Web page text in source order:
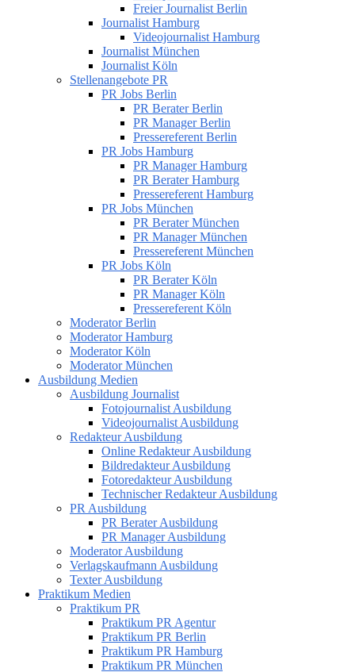
Freier Journalist Berlin
Journalist Hamburg
Videojournalist Hamburg
Journalist München
Journalist Köln
Stellenangebote PR
PR Jobs Berlin
PR Berater Berlin
PR Manager Berlin
Pressereferent Berlin
PR Jobs Hamburg
PR Manager Hamburg
PR Berater Hamburg
Pressereferent Hamburg
PR Jobs München
PR Berater München
PR Manager München
Pressereferent München
PR Jobs Köln
PR Berater Köln
PR Manager Köln
Pressereferent Köln
Moderator Berlin
Moderator Hamburg
Moderator Köln
Moderator München
Ausbildung Medien
Ausbildung Journalist
Fotojournalist Ausbildung
Videojournalist Ausbildung
Redakteur Ausbildung
Online Redakteur Ausbildung
Bildredakteur Ausbildung
Fotoredakteur Ausbildung
Technischer Redakteur Ausbildung
PR Ausbildung
PR Berater Ausbildung
PR Manager Ausbildung
Moderator Ausbildung
Verlagskaufmann Ausbildung
Texter Ausbildung
Praktikum Medien
Praktikum PR
Praktikum PR Agentur
Praktikum PR Berlin
Praktikum PR Hamburg
Praktikum PR München